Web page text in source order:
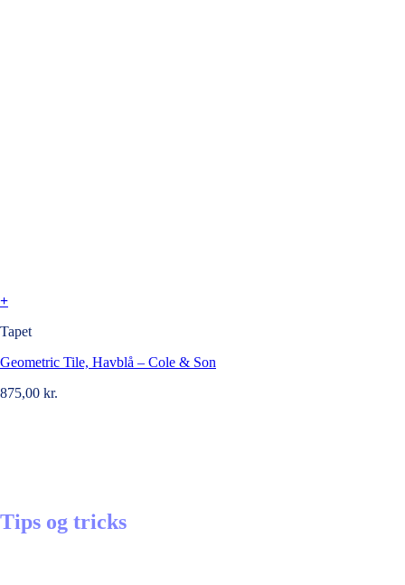
+
Tapet
Geometric Tile, Havblå – Cole & Son
875,00 kr.
Tips og tricks